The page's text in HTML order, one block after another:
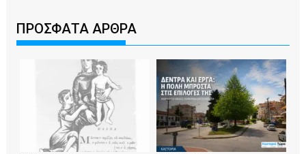
ΠΡΟΣΦΑΤΑ ΑΡΘΡΑ